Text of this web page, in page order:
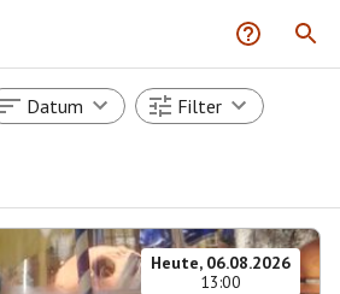
Datum Filter
Heute, 06.08.2026
13:00